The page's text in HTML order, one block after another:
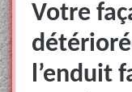
Votre
l’enduit